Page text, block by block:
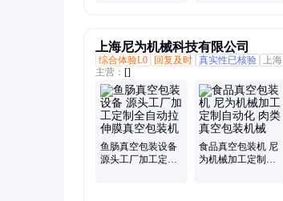
上海尼为机械科技有限公司
综合体验L0
回复及时 真实性已核验
上海
主营： []
鱼肠真空包装设备
源头工厂加工定制
食品真空包装机 尼
为机械加工定制自